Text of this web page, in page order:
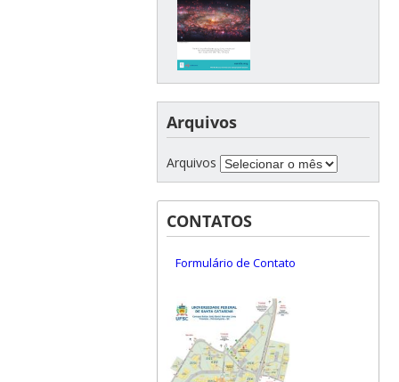
Arquivos
Arquivos
CONTATOS
Formulário de Contato